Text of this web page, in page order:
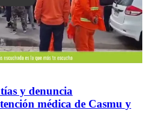
y denuncia
médica de Casmu y